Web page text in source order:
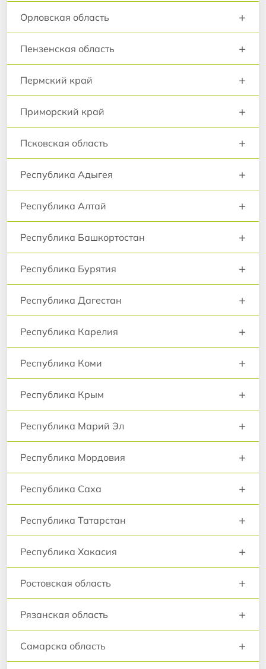
Орловская область +
Пензенская область +
Пермский край +
Приморский край +
Псковская область +
Республика Адыгея +
Республика Алтай +
Республика Башкортостан +
Республика Бурятия +
Республика Дагестан +
Республика Карелия +
Республика Коми +
Республика Крым +
Республика Марий Эл +
Республика Мордовия +
Республика Саха +
Республика Татарстан +
Республика Хакасия +
Ростовская область +
Рязанская область +
Самарска область +